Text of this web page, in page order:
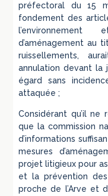
préfectoral du 15
fondement des
d’aménagement au
ruissellements,
annulation devant la
égard sans
attaquée ;
Considérant qu’il
que la commission
d’informations
mesures
projet litigieux pour
et la prévention des
proche de l’Arve et